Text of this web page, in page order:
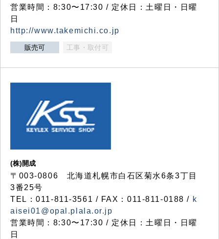
営業時間：8:30〜17:30 / 定休日：土曜日・日曜
日
http://www.takemichi.co.jp
販売可 工事・取付可
(株)開成
〒003-0806 北海道札幌市白石区菊水6条3丁目
3番25号
TEL：011-811-3561 / FAX：011-811-0188 / k
aisei01@opal.plala.or.jp
営業時間：8:30〜17:30 / 定休日：土曜日・日曜
日